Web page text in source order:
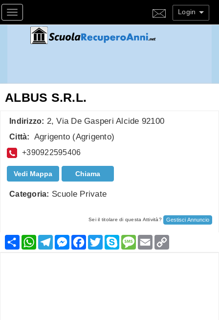
Toggle navigation Login
ALBUS S.R.L.
Indirizzo: 2, Via De Gasperi Alcide 92100
Città: Agrigento (Agrigento)
+390922595406
Vedi Mappa Chiama
Categoria: Scuole Private
Sei il titolare di questa Attività? Gestisci Annuncio
CondividiWhatsApp
TelegramMessenger
Facebook
TwitterSkypeMessage
Email